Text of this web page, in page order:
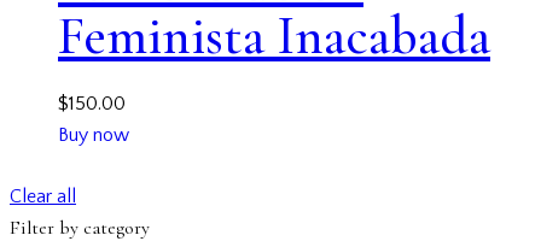
Feminista Inacabada
$150.00
Buy now
Clear all
Filter by category